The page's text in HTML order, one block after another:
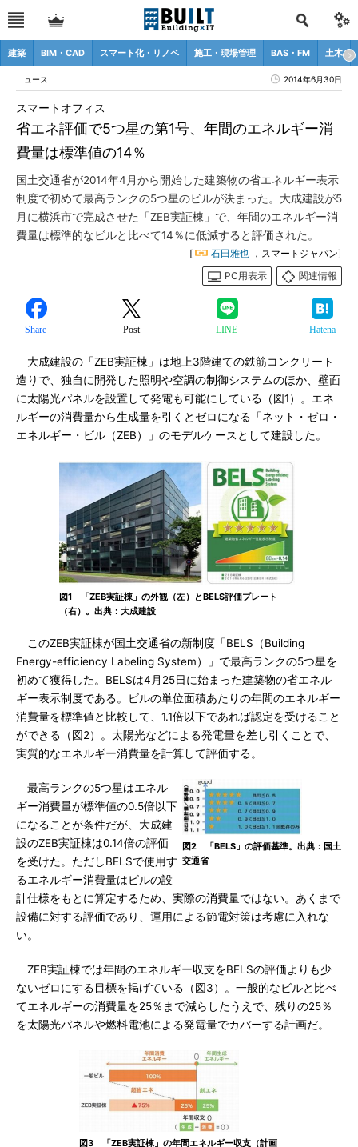
建築 BIM・CAD スマート化・リノベ 施工・現場管理 BAS・FM 土木
ニュース 2014年6月30日
省エネ評価で5つ星の第1号、年間のエネルギー消
費量は標準値の14％
スマートオフィス
国土交通省が2014年4月から開始した建築物の省エネルギー表示
制度で初めて最高ランクの5つ星のビルが決まった。大成建設が5
月に横浜市で完成させた「ZEB実証棟」で、年間のエネルギー消
費量は標準的なビルと比べて14％に低減すると評価された。
[ 石田雅也 ，スマートジャパン]
PC用表示
関連情報
Share Post LINE Hatena
大成建設の「ZEB実証棟」は地上3階建ての鉄筋コンクリート
造りで、独自に開発した照明や空調の制御システムのほか、壁面
に太陽光パネルを設置して発電も可能にしている（図1）。エネ
ルギーの消費量から生成量を引くとゼロになる「ネット・ゼロ・
エネルギー・ビル（ZEB）」のモデルケースとして建設した。
図1 「ZEB実証棟」の外観（左）とBELS評価プレート
（右）。出典：大成建設
このZEB実証棟が国土交通省の新制度「BELS（Building
Energy-efficiency Labeling System）」で最高ランクの5つ星を
初めて獲得した。BELSは4月25日に始まった建築物の省エネル
ギー表示制度である。ビルの単位面積あたりの年間のエネルギー
消費量を標準値と比較して、1.1倍以下であれば認定を受けること
ができる（図2）。太陽光などによる発電量を差し引くことで、
実質的なエネルギー消費量を計算して評価する。
図2 「BELS」の評価基準。出典：国土
交通省
最高ランクの5つ星はエネル
ギー消費量が標準値の0.5倍以下
になることが条件だが、大成建
設のZEB実証棟は0.14倍の評価
を受けた。ただしBELSで使用す
るエネルギー消費量はビルの設
計仕様をもとに算定するため、実際の消費量ではない。あくまで
設備に対する評価であり、運用による節電対策は考慮に入れな
い。
ZEB実証棟では年間のエネルギー収支をBELSの評価よりも少
ないゼロにする目標を掲げている（図3）。一般的なビルと比べ
てエネルギーの消費量を25％まで減らしたうえで、残りの25％
を太陽光パネルや燃料電池による発電量でカバーする計画だ。
図3 「ZEB実証棟」の年間エネルギー収支（計画